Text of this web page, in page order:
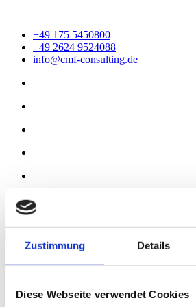
Zustimmung Details
Diese Webseite verwendet Cookies
+49 175 5450800
+49 2624 9524088
info@cmf-consulting.de
Termin buchen
Newsroom